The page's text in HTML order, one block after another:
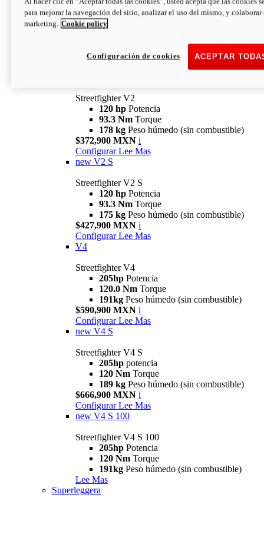
Streetfighter V2
120 hp Potencia
93.3 Nm Torque
178 kg Peso húmedo (sin combustible)
$372,900 MXN i
Configurar Lee Mas
new V2 S
Streetfighter V2 S
120 hp Potencia
93.3 Nm Torque
175 kg Peso húmedo (sin combustible)
$427,900 MXN i
Configurar Lee Mas
V4
Streetfighter V4
205hp Potencia
120.0 Nm Torque
191kg Peso húmedo (sin combustible)
$590,900 MXN i
Configurar Lee Mas
new V4 S
Streetfighter V4 S
205hp potencia
120 Nm Torque
189 kg Peso húmedo (sin combustible)
$666,900 MXN i
Configurar Lee Mas
new V4 S 100
Streetfighter V4 S 100
205hp Potencia
120 Nm Torque
191kg Peso húmedo (sin combustible)
Lee Mas
Superleggera
para mejorar la navegación del sitio, analizar el uso del mismo, y colaborar
marketing. Cookie policy
ACEPTAR
Configuración de cookies